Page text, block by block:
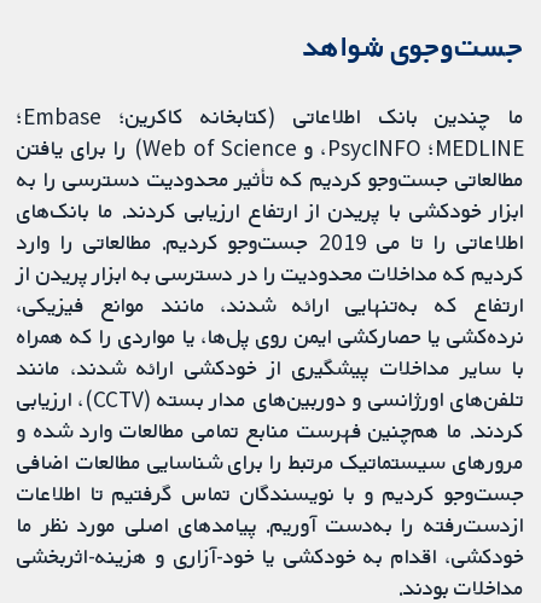
جست‌وجوی شواهد
ما چندین بانک اطلاعاتی (کتابخانه کاکرین؛ Embase؛
MEDLINE؛ PsycINFO، و Web of Science) را برای یافتن
مطالعاتی جست‌وجو كردیم که تأثیر محدودیت دسترسی را به
ابزار خودکشی با پریدن از ارتفاع ارزیابی كردند. ما بانک‌های
اطلاعاتی را تا می 2019 جست‌وجو کردیم. مطالعاتی را وارد
کردیم که مداخلات محدودیت را در دسترسی به ابزار پریدن از
ارتفاع که به‌تنهایی ارائه شدند، مانند موانع فیزیکی،
نرده‌کشی یا حصارکشی ایمن روی پل‌ها، یا مواردی را که همراه
با سایر مداخلات پیشگیری از خودکشی ارائه شدند، مانند
تلفن‌های اورژانسی و دوربین‌های مدار بسته (CCTV)، ارزیابی
کردند. ما هم‌چنین فهرست‌ منابع تمامی مطالعات وارد شده و
مرورهای سیستماتیک مرتبط را برای شناسایی مطالعات اضافی
جست‌وجو کردیم و با نویسندگان تماس گرفتیم تا اطلاعات
ازدست‌رفته را به‌دست آوریم. پیامدهای اصلی مورد نظر ما
خودکشی، اقدام به خودکشی یا خود-آزاری و هزینه-اثربخشی
مداخلات بودند.